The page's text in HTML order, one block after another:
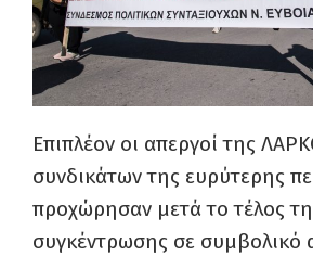
Επιπλέον οι απεργοί της
συνδικάτων της ευρύτερης
προχώρησαν μετά το τέλος
συγκέντρωσης σε συμβολικό